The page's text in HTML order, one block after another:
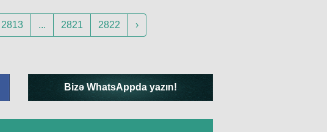
2813 ... 2821 2822 ›
Bizə WhatsAppda yazın!